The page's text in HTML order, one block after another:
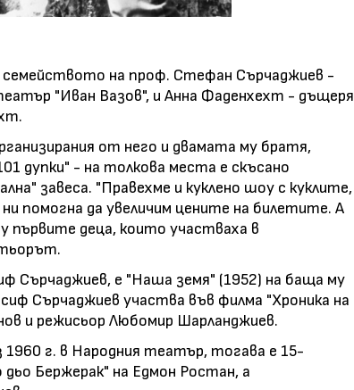
семейството на проф. Стефан Сърчаджиев -
"Иван Вазов", и Анна Фаденхехт - дъщеря
от него и двамата му братя,
дупки" - на толкова места е скъсано
завеса. "Правехме и куклено шоу с куклите,
помогна да увеличим цените на билетите. А
първите деца, които участваха в
Сърчаджиев, е "Наша земя" (1952) на баща му
Сърчаджиев участва във филма "Хроника на
и режисьор Любомир Шарланджиев.
1960 г. в Народния театър, тогава е 15-
Бержерак" на Едмон Ростан, а